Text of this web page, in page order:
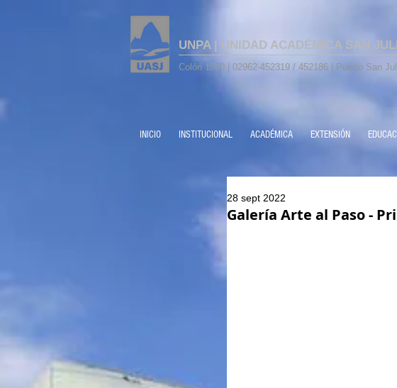
UNPA | UNIDAD ACADÉMICA SAN
Colón 1570 | 02962-452319 / 452186 | Puerto San
INICIO INSTITUCIONAL ACADÉMICA EXTENSIÓN
Galería Arte al Paso -
28 sept 2022